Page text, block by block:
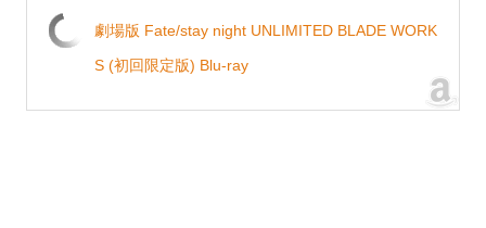
劇場版 Fate/stay night UNLIMITED BLADE WORK
S (初回限定版) Blu-ray